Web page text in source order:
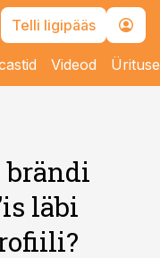
Telli ligipääs
Videod
brändi
läbi